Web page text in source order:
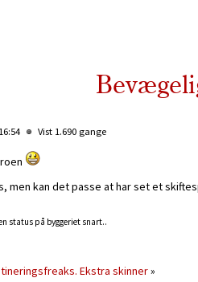
Vist 1.690 gange
men kan det passe at har set et
status på byggeriet snart..
Ekstra skinner»